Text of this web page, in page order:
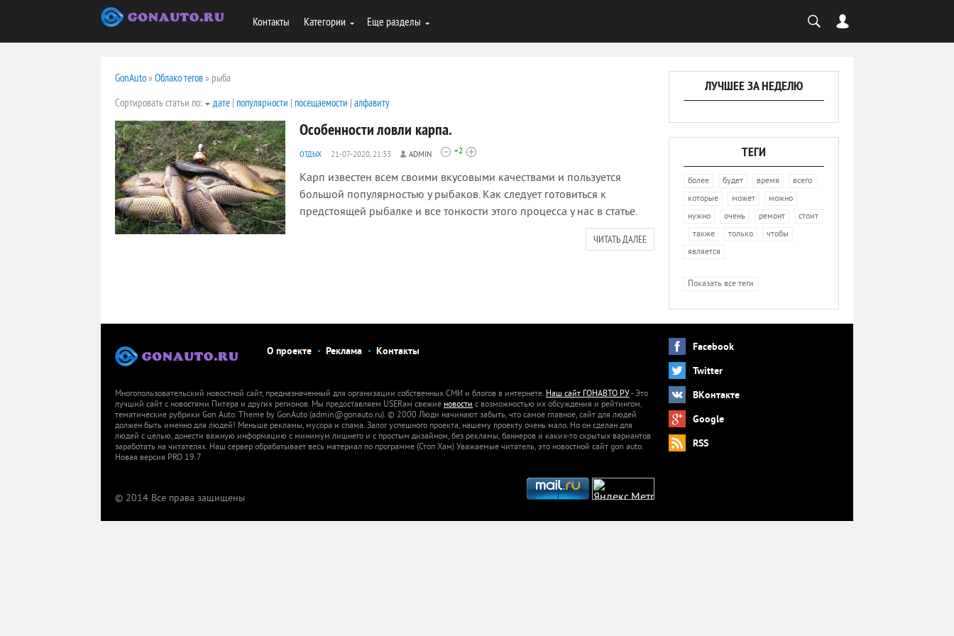
Контакты Категории Еще разделы
GonAuto» Облако тегов» рыба
Сортировать статьи по:
дате | популярности | посещаемости | алфавиту
Особенности ловли карпа.
ОТДЫХ 21-07-2020, 21:33 ADMIN +2
Карп известен всем своими вкусовыми качествами и пользуется
большой популярностью у рыбаков. Как следует готовиться к
предстоящей рыбалке и все тонкости этого процесса у нас в статье.
ЧИТАТЬ ДАЛЕЕ
ЛУЧШЕЕ ЗА НЕДЕЛЮ
ТЕГИ
более будет время всего
которые может можно
нужно очень ремонт стоит
также только чтобы
является
Показать все теги
О проекте Реклама Контакты
Многопользовательский новостной сайт, предназначенный для организации собственных СМИ и блогов в интернете. Наш сайт ГОНАВТО РУ- Это
лучший сайт с новостями Питера и других регионов. Мы предоставляем USERам свежие новости с возможностью их обсуждения и рейтингом,
тематические рубрики Gon Auto. Theme by GonAuto (admin@gonauto.ru). © 2000 Люди начинают забыть, что самое главное, сайт для людей
должен быть именно для людей! Меньше рекламы, мусора и спама. Залог успешного проекта, нашему проекту очень мало. Но он сделан для
людей с целью, донести важную информацию с минимум лишнего и с простым дизайном, без рекламы, баннеров и каких-то скрытых вариантов
заработать на читателях. Наш сервер обрабатывает весь материал по программе (Стоп Хам) Уважаемые читатель, это новостной сайт gon auto.
Новая версия PRO 19.7
© 2014 Все права защищены
Facebook
Twitter
ВКонтакте
Google
RSS